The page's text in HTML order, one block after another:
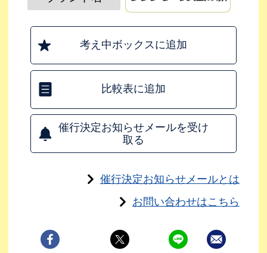
考え中ボックスに追加
比較表に追加
催行決定お知らせメールを受け
取る
催行決定お知らせメールとは
お問い合わせはこちら